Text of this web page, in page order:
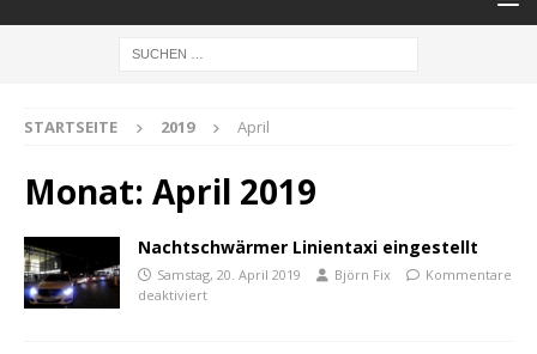
STARTSEITE 2019 April
Monat: April 2019
Nachtschwärmer Linientaxi eingestellt
Samstag, 20. April 2019 Björn Fix
Kommentare
deaktiviert